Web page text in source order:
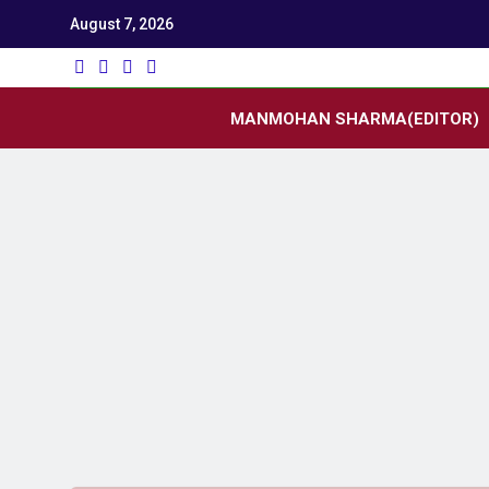
August 7, 2026
MANMOHAN SHARMA(EDITOR)